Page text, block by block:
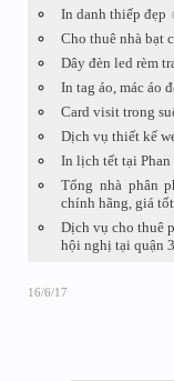
In danh thiếp đẹp
Cho thuê nhà bạt
Dây đèn led rèm
In tag áo, mác áo
Card visit trong
Dịch vụ thiết kế
In lịch tết tại
Tổng nhà phân
chính hãng, giá
Dịch vụ cho thuê
hội nghị tại quận
16/6/17